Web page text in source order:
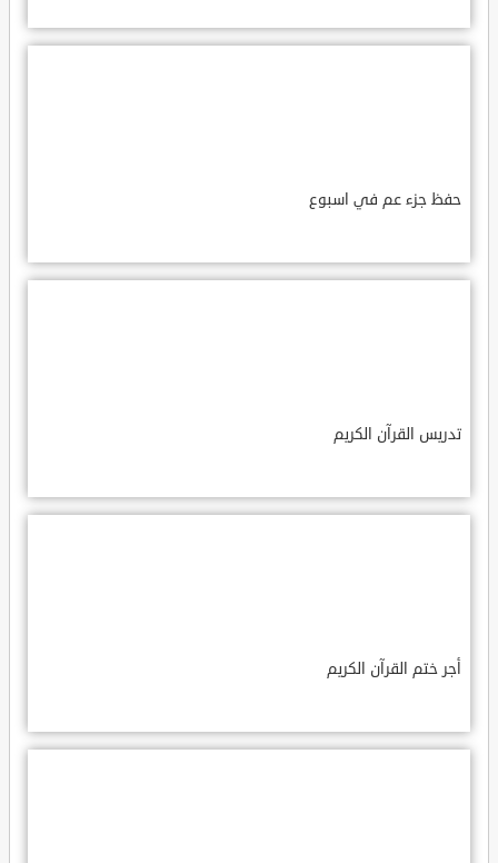
حفظ جزء عم في اسبوع
تدريس القرآن الكريم
أجر ختم القرآن الكريم